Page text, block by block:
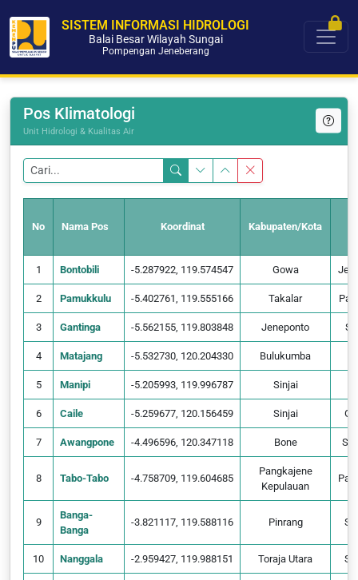
SISTEM INFORMASI HIDROLOGI
Balai Besar Wilayah Sungai
Pompengan Jeneberang
Pos Klimatologi
Unit Hidrologi & Kualitas Air
No Nama Pos Koordinat Kabupaten/Kota
1 Bontobili -5.287922, 119.574547 Gowa
2 Pamukkulu -5.402761, 119.555166 Takalar
3 Gantinga -5.562155, 119.803848 Jeneponto
4 Matajang -5.532730, 120.204330 Bulukumba
5 Manipi -5.205993, 119.996787 Sinjai
6 Caile -5.259677, 120.156459 Sinjai
7 Awangpone -4.496596, 120.347118 Bone
8 Tabo-Tabo -4.758709, 119.604685
Pangkajene
Kepulauan
9
Banga-
Banga
-3.821117, 119.588116 Pinrang
10 Nanggala -2.959427, 119.988151 Toraja Utara